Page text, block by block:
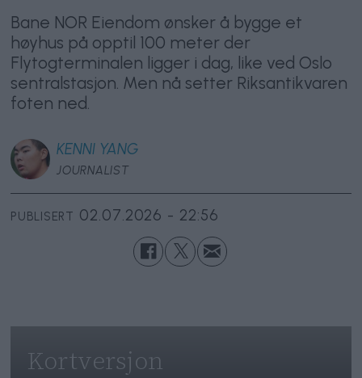
Bane NOR Eiendom ønsker å bygge et
høyhus på opptil 100 meter der
Flytogterminalen ligger i dag, like ved Oslo
sentralstasjon. Men nå setter Riksantikvaren
foten ned.
KENNI YANG
JOURNALIST
PUBLISERT 02.07.2026 - 22:56
Kortversjon